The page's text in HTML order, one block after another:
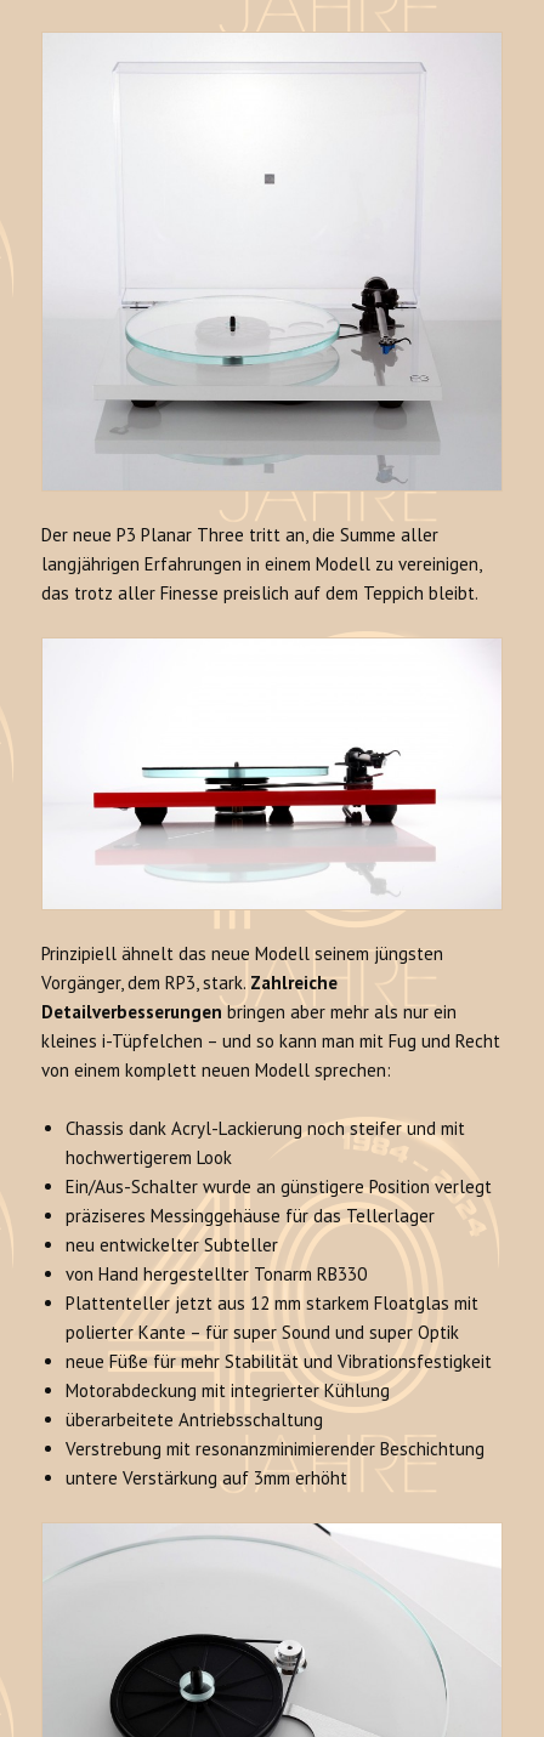
Der neue P3 Planar Three tritt an, die Summe aller
langjährigen Erfahrungen in einem Modell zu vereinigen,
das trotz aller Finesse preislich auf dem Teppich bleibt.
Prinzipiell ähnelt das neue Modell seinem jüngsten
Vorgänger, dem RP3, stark. Zahlreiche
Detailverbesserungen bringen aber mehr als nur ein
kleines i-Tüpfelchen – und so kann man mit Fug und Recht
von einem komplett neuen Modell sprechen:
Chassis dank Acryl-Lackierung noch steifer und mit
hochwertigerem Look
Ein/Aus-Schalter wurde an günstigere Position verlegt
präziseres Messinggehäuse für das Tellerlager
neu entwickelter Subteller
von Hand hergestellter Tonarm RB330
Plattenteller jetzt aus 12 mm starkem Floatglas mit
polierter Kante – für super Sound und super Optik
neue Füße für mehr Stabilität und Vibrationsfestigkeit
Motorabdeckung mit integrierter Kühlung
überarbeitete Antriebsschaltung
Verstrebung mit resonanzminimierender Beschichtung
untere Verstärkung auf 3mm erhöht